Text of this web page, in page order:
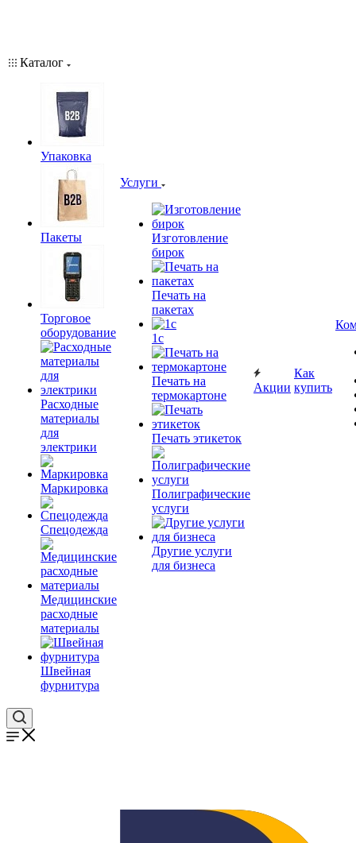
Каталог
Упаковка
Пакеты
Торговое
оборудование
Расходные
материалы
для
электрики
Маркировка
Спецодежда
Медицинские
расходные
материалы
Швейная
фурнитура
Услуги
Изготовление
бирок
Печать на
пакетах
1c
Печать на
термокартоне
Печать этикеток
Полиграфические
услуги
Другие услуги
для бизнеса
Акции
Как
купить